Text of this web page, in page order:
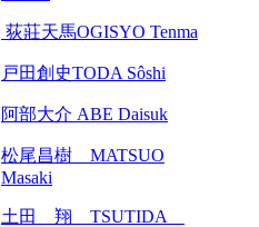
荻莊天馬OGISYO Tenma
戸田創史TODA Sôshi
阿部大介 ABE Daisuk
松尾昌樹 MATSUO
Masaki
土田 翔 TSUTIDA